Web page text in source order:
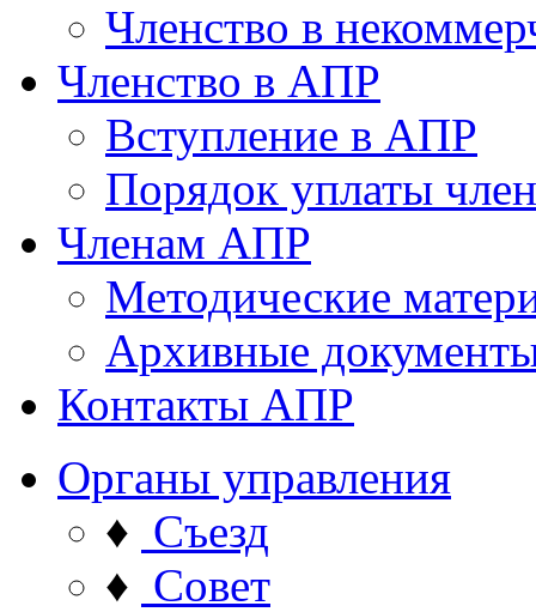
Членство в
Членство в АПР
Вступление в АПР
Порядок уплаты
Членам АПР
Методические
Архивные
Контакты АПР
Органы управления
♦ Съезд
♦ Совет